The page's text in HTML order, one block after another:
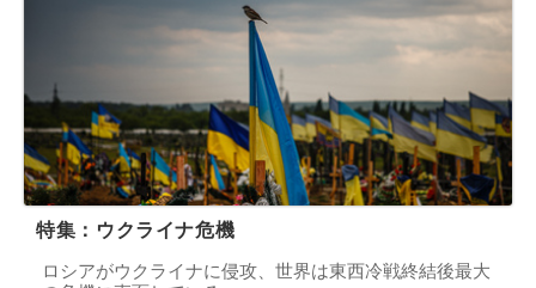
特集：ウクライナ危機
ロシアがウクライナに侵攻、世界は東西冷戦終結後最大